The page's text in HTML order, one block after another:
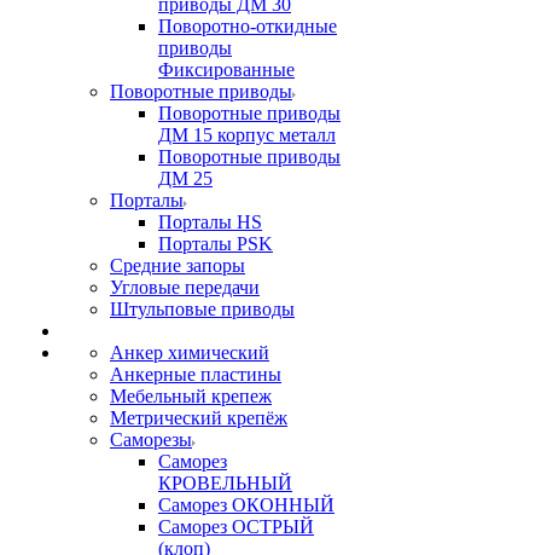
приводы ДМ 30
Поворотно-откидные
приводы
Фиксированные
Поворотные приводы
Поворотные приводы
ДМ 15 корпус металл
Поворотные приводы
ДМ 25
Порталы
Порталы HS
Порталы PSK
Средние запоры
Угловые передачи
Штульповые приводы
Анкер химический
Анкерные пластины
Мебельный крепеж
Метрический крепёж
Саморезы
Саморез
КРОВЕЛЬНЫЙ
Саморез ОКОННЫЙ
Саморез ОСТРЫЙ
(клоп)